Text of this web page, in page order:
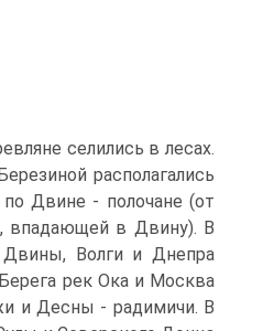
селились в лесах.
располагались
Двине - полочане (от
впадающей в Двину). В
Двины, Волги и Днепра
рек Ока и Москва
и Десны - радимичи. В